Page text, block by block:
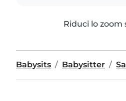
Riduci lo
Babysits Babysitter